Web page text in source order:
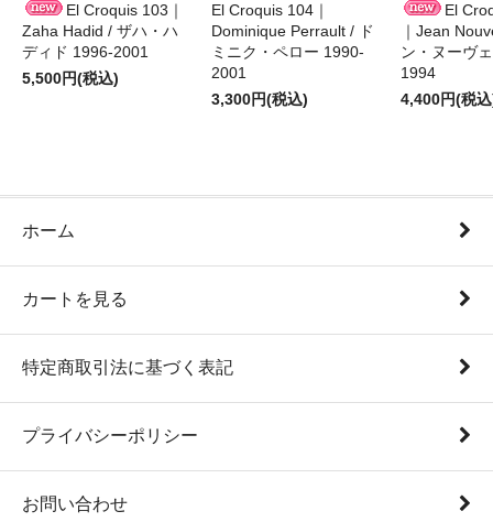
El Croquis 103｜
Zaha Hadid / ザハ・ハ
ディド 1996-2001
5,500円(税込)
El Croquis 104｜
Dominique Perrault / ド
ミニク・ペロー 1990-
2001
3,300円(税込)
El
｜Jean
ン・ヌーヴ
1994
4,400円(税
ホーム
カートを見る
特定商取引法に基づく表記
プライバシーポリシー
お問い合わせ